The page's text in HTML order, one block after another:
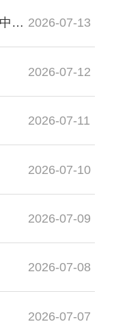
彩色玻璃产品在包装运输的过程中需要注意哪些事项 2026-07-13
2026-07-12
2026-07-11
2026-07-10
2026-07-09
2026-07-08
2026-07-07